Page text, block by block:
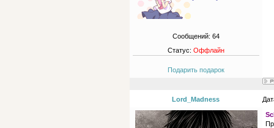
Сообщений: 64
Статус: Оффлайн
Подарить подарок
Lord_Madness